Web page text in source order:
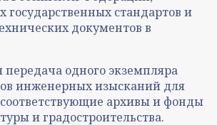
государственных стандартов и
документов в
передача одного экземпляра
инженерных изысканий для
соответствующие архивы и фонды
и градостроительства.